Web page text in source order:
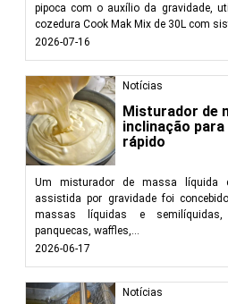
pipoca com o auxílio da gravidade,
cozedura Cook Mak Mix de 30L com
2026-07-16
Notícias
Misturador de
inclinação
rápido
Um misturador de massa líquida
assistida por gravidade foi
massas líquidas e
panquecas, waffles,...
2026-06-17
Notícias